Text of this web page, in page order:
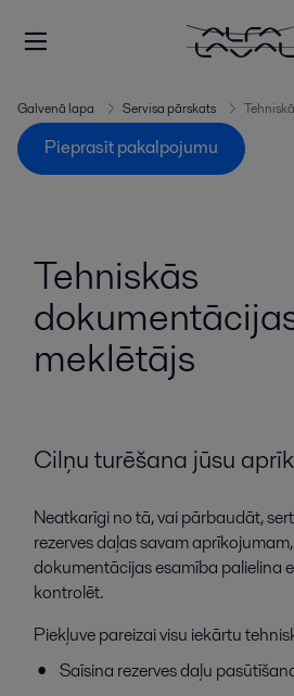
Galvenā lapa Servisa pārskats
Pieprasīt pakalpojumu
Tehniskās
meklētājs
Cilņu turēšana jūsu
Neatkarīgi no tā, vai pārbaudāt,
rezerves daļas savam
dokumentācijas esamība palielina
kontrolēt.
Piekļuve pareizai visu iekārtu
Saīsina rezerves daļu